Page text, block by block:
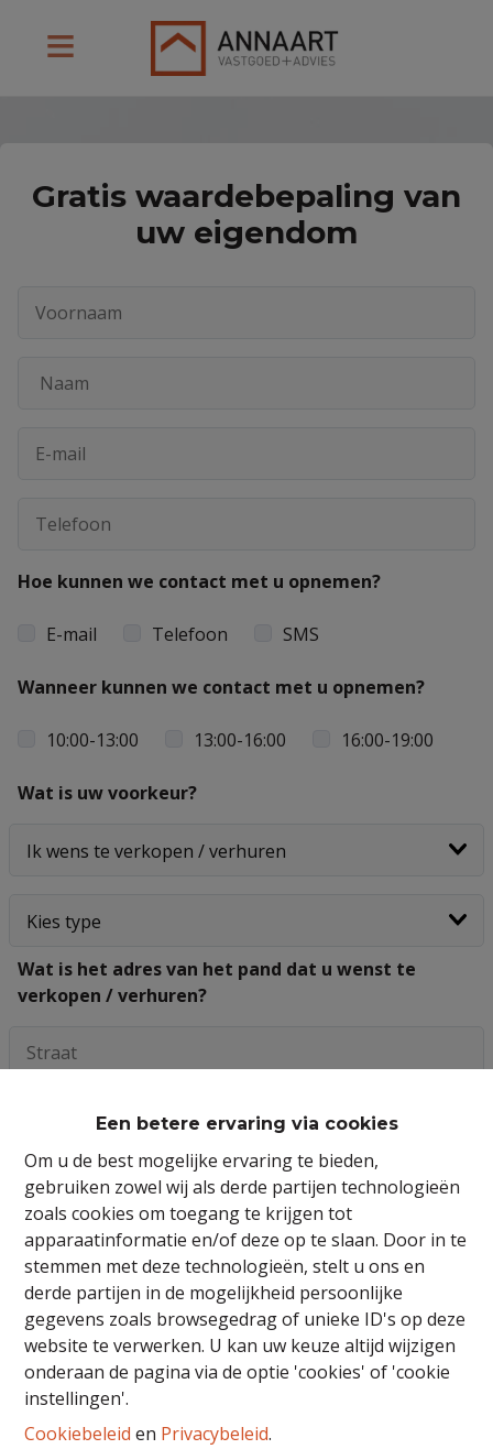
Een betere ervaring via cookies
Om u de best mogelijke ervaring te bieden,
gebruiken zowel wij als derde partijen technologieën
zoals cookies om toegang te krijgen tot
apparaatinformatie en/of deze op te slaan. Door in te
stemmen met deze technologieën, stelt u ons en
derde partijen in de mogelijkheid persoonlijke
gegevens zoals browsegedrag of unieke ID's op deze
website te verwerken. U kan uw keuze altijd wijzigen
onderaan de pagina via de optie 'cookies' of 'cookie
instellingen'.
Cookiebeleid en Privacybeleid.
Gratis waardebepaling van
uw eigendom
Hoe kunnen we contact met u opnemen?
E-mail Telefoon SMS
Wanneer kunnen we contact met u opnemen?
10:00-13:00 13:00-16:00 16:00-19:00
Wat is uw voorkeur?
Wat is het adres van het pand dat u wenst te
verkopen / verhuren?
Ik wens op de hoogte te blijven van het aanbod.
Door dit formulier te verzenden, verklaart u zich
akkoord met ons privacy statement